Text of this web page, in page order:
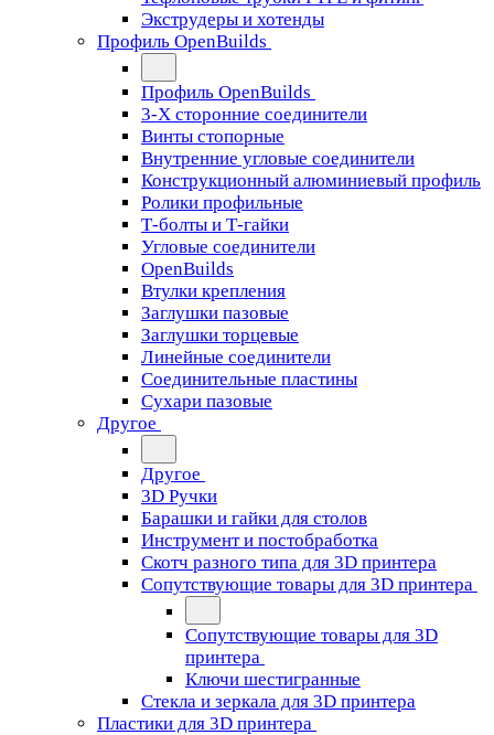
Экструдеры и хотенды
Профиль OpenBuilds
Профиль OpenBuilds
3-Х сторонние соединители
Винты стопорные
Внутренние угловые соединители
Конструкционный алюминиевый профиль
Ролики профильные
Т-болты и Т-гайки
Угловые соединители
OpenBuilds
Втулки крепления
Заглушки пазовые
Заглушки торцевые
Линейные соединители
Соединительные пластины
Сухари пазовые
Другое
Другое
3D Ручки
Барашки и гайки для столов
Инструмент и постобработка
Скотч разного типа для 3D принтера
Сопутствующие товары для 3D принтера
Сопутствующие товары для 3D
принтера
Ключи шестигранные
Стекла и зеркала для 3D принтера
Пластики для 3D принтера